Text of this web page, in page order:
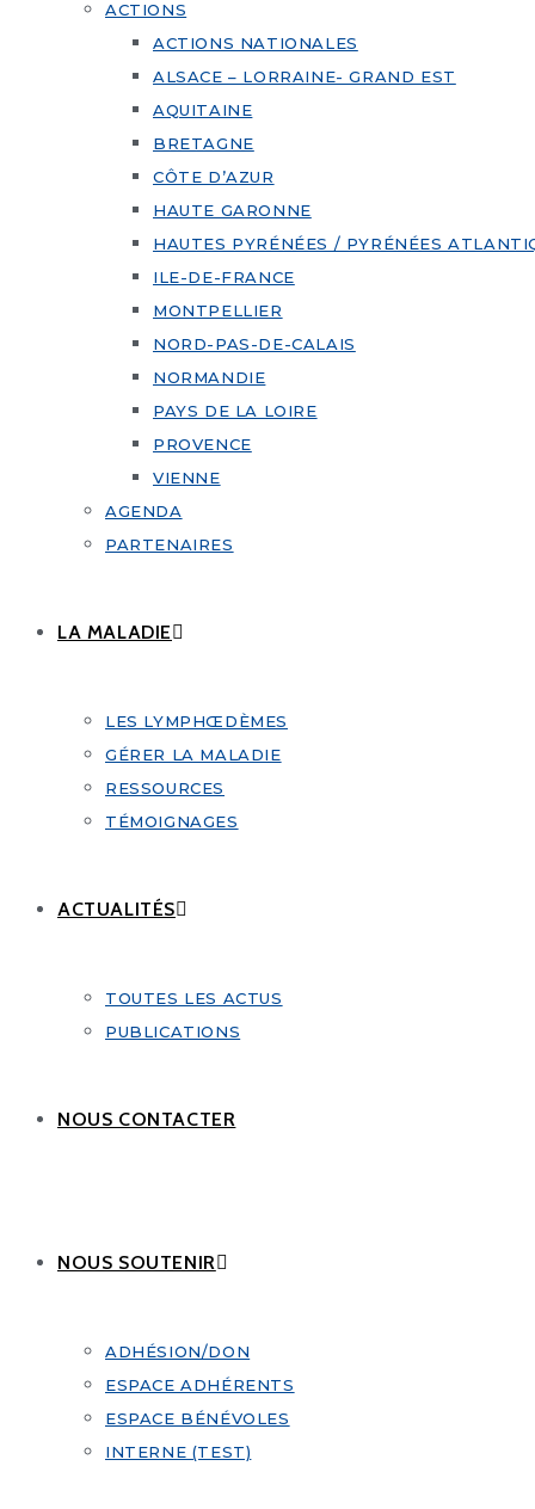
ACTIONS
ACTIONS NATIONALES
ALSACE – LORRAINE- GRAND EST
AQUITAINE
BRETAGNE
CÔTE D’AZUR
HAUTE GARONNE
HAUTES PYRÉNÉES / PYRÉNÉES
ILE-DE-FRANCE
MONTPELLIER
NORD-PAS-DE-CALAIS
NORMANDIE
PAYS DE LA LOIRE
PROVENCE
VIENNE
AGENDA
PARTENAIRES
LA MALADIE
LES LYMPHŒDÈMES
GÉRER LA MALADIE
RESSOURCES
TÉMOIGNAGES
ACTUALITÉS
TOUTES LES ACTUS
PUBLICATIONS
NOUS CONTACTER
NOUS SOUTENIR
ADHÉSION/DON
ESPACE ADHÉRENTS
ESPACE BÉNÉVOLES
INTERNE (TEST)